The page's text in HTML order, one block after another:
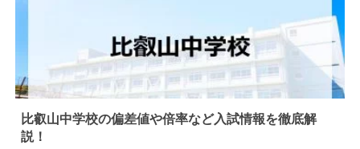
比叡山中学校の偏差値や倍率など入試情報を徹底解
説！